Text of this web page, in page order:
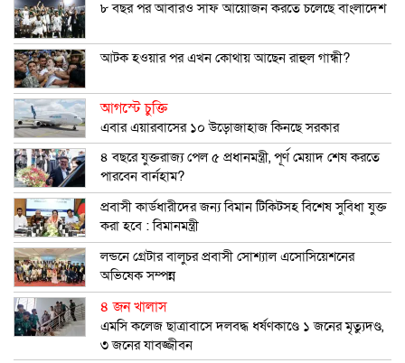
৮ বছর পর আবারও সাফ আয়োজন করতে চলেছে বাংলাদেশ
আটক হওয়ার পর এখন কোথায় আছেন রাহুল গান্ধী?
আগস্টে চুক্তি
এবার এয়ারবাসের ১০ উড়োজাহাজ কিনছে সরকার
৪ বছরে যুক্তরাজ্য পেল ৫ প্রধানমন্ত্রী, পূর্ণ মেয়াদ শেষ করতে
পারবেন বার্নহাম?
প্রবাসী কার্ডধারীদের জন্য বিমান টিকিটসহ বিশেষ সুবিধা যুক্ত
করা হবে : বিমানমন্ত্রী
লন্ডনে গ্রেটার বালুচর প্রবাসী সোশ্যাল এসোসিয়েশনের
অভিষেক সম্পন্ন
৪ জন খালাস
এমসি কলেজ ছাত্রাবাসে দলবদ্ধ ধর্ষণকাণ্ডে ১ জনের মৃত্যুদণ্ড,
৩ জনের যাবজ্জীবন